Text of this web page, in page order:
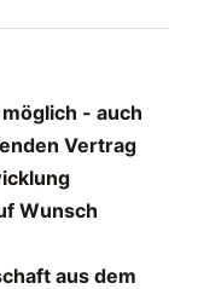
- auch
Vertrag
Wunsch
aus dem